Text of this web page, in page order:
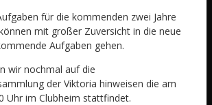
für die kommenden zwei Jahre
mit großer Zuversicht in die neue
Aufgaben gehen.
wir nochmal auf die
der Viktoria hinweisen die am
Uhr im Clubheim stattfindet.